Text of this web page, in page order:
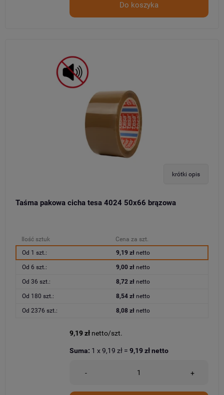
Do koszyka
krótki opis
Taśma pakowa cicha tesa 4024 50x66 brązowa
Ilość sztuk
Cena za szt.
Od 1 szt.:
9,19 złnetto
Od 6 szt.: 9,00 złnetto
Od 36 szt.: 8,72 złnetto
Od 180 szt.: 8,54 złnetto
Od 2376 szt.: 8,08 złnetto
9,19 zł netto/szt.
- +
Suma: 1 x9,19 zł = 9,19 złnetto